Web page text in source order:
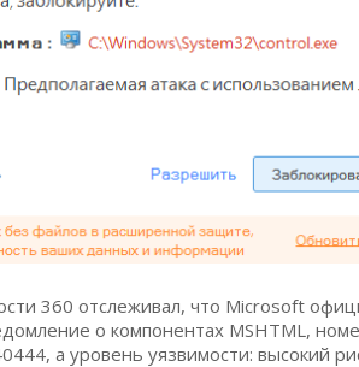
360 отслеживал, что Microsoft
о компонентах MSHTML,
а уровень уязвимости: высокий